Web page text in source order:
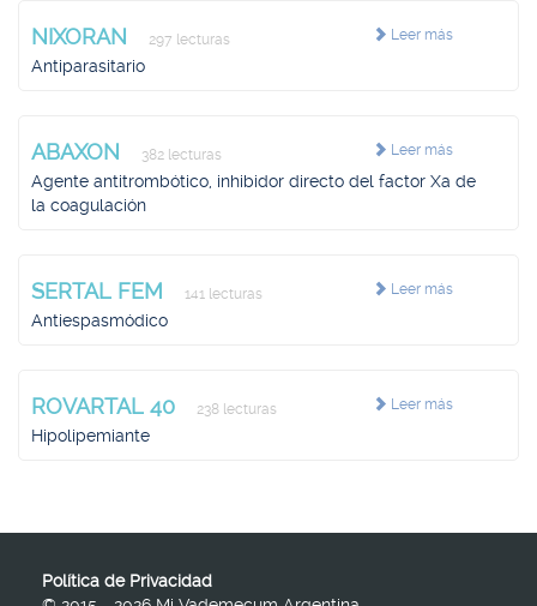
Leer más
NIXORAN 297 lecturas
Antiparasitario
Leer más
ABAXON 382 lecturas
Agente antitrombótico, inhibidor directo del factor Xa de
la coagulación
Leer más
SERTAL FEM 141 lecturas
Antiespasmódico
Leer más
ROVARTAL 40 238 lecturas
Hipolipemiante
Política de Privacidad